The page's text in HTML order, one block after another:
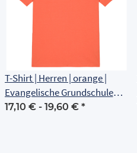
T-Shirt | Herren | orange |
Evangelische Grundschule
Erfurt
17,10 € - 19,60 € *